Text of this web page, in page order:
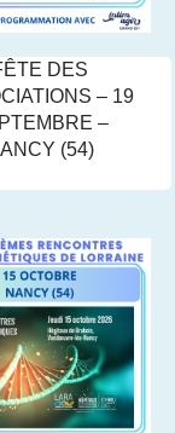
DES
– 19
–
(54)